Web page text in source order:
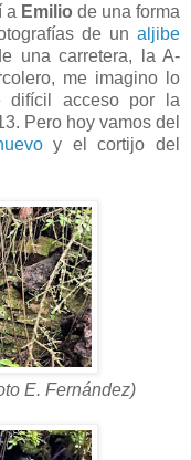
a Emilio de una forma
de un aljibe
una carretera, la A-
me imagino lo
acceso por la
Pero hoy vamos del
y el cortijo del
E. Fernández)